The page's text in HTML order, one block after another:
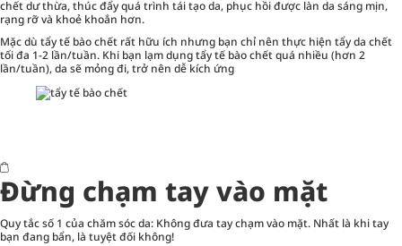
chết dư thừa, thúc đẩy quá trình tái tạo da, phục hồi được làn da sáng mịn,
rạng rỡ và khoẻ khoắn hơn.
Mặc dù tẩy tế bào chết rất hữu ích nhưng bạn chỉ nên thực hiện tẩy da chết
tối đa 1-2 lần/tuần. Khi bạn lạm dụng tẩy tế bào chết quá nhiều (hơn 2
lần/tuần), da sẽ mỏng đi, trở nên dễ kích ứng
Đừng chạm tay vào mặt
Quy tắc số 1 của chăm sóc da: Không đưa tay chạm vào mặt. Nhất là khi tay
bạn đang bẩn, là tuyệt đối không!